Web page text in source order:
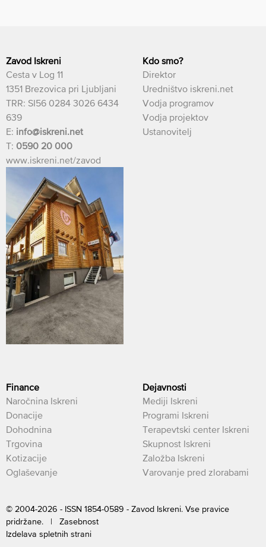
Zavod Iskreni
Cesta v Log 11
1351 Brezovica pri Ljubljani
TRR: SI56 0284 3026 6434
639
E: info@iskreni.net
T: 0590 20 000
www.iskreni.net/zavod
Kdo smo?
Direktor
Uredništvo iskreni.net
Vodja programov
Vodja projektov
Ustanovitelj
Finance
Naročnina Iskreni
Donacije
Dohodnina
Trgovina
Kotizacije
Oglaševanje
Dejavnosti
Mediji Iskreni
Programi Iskreni
Terapevtski center Iskreni
Skupnost Iskreni
Založba Iskreni
Varovanje pred zlorabami
© 2004-2026 - ISSN 1854-0589 - Zavod Iskreni. Vse pravice
pridržane. | Zasebnost
Izdelava spletnih strani